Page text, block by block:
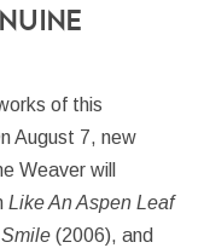
of this
August 7, new
Weaver will
Like An Aspen Leaf
(2006), and